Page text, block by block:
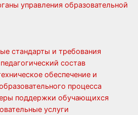
управления образовательной
стандарты и требования
состав
обеспечение и
процесса
поддержки обучающихся
услуги